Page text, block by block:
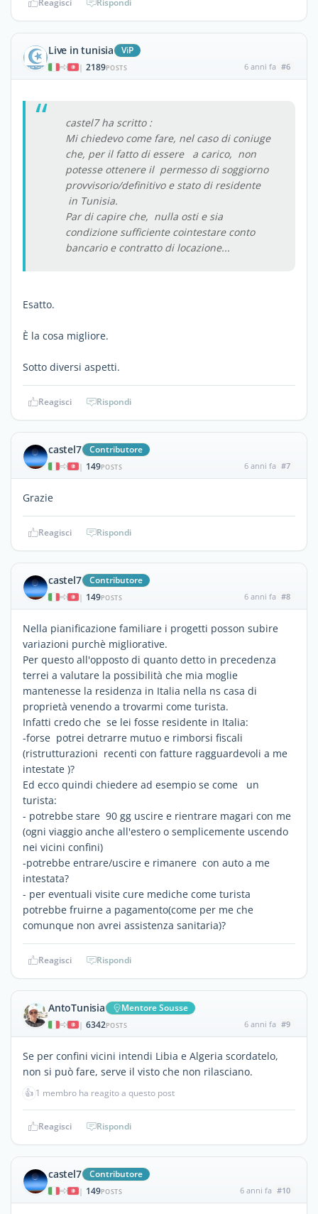
Live in tunisia ViP
| 2189POSTS 6 anni fa #6
castel7 ha scritto :
Mi chiedevo come fare, nel caso di coniuge
che, per il fatto di essere a carico, non
potesse ottenere il permesso di soggiorno
provvisorio/definitivo e stato di residente
in Tunisia.
Par di capire che, nulla osti e sia
condizione sufficiente cointestare conto
bancario e contratto di locazione...
Esatto.
È la cosa migliore.
Sotto diversi aspetti.
Reagisci Rispondi
castel7 Contributore
| 149POSTS 6 anni fa #7
Grazie
Reagisci Rispondi
castel7 Contributore
| 149POSTS 6 anni fa #8
Nella pianificazione familiare i progetti posson subire
variazioni purchè migliorative.
Per questo all'opposto di quanto detto in precedenza
terrei a valutare la possibilità che mia moglie
mantenesse la residenza in Italia nella ns casa di
proprietà venendo a trovarmi come turista.
Infatti credo che se lei fosse residente in Italia:
-forse potrei detrarre mutuo e rimborsi fiscali
(ristrutturazioni recenti con fatture ragguardevoli a me
intestate )?
Ed ecco quindi chiedere ad esempio se come un
turista:
- potrebbe stare 90 gg uscire e rientrare magari con me
(ogni viaggio anche all'estero o semplicemente uscendo
nei vicini confini)
-potrebbe entrare/uscire e rimanere con auto a me
intestata?
- per eventuali visite cure mediche come turista
potrebbe fruirne a pagamento(come per me che
comunque non avrei assistenza sanitaria)?
Reagisci Rispondi
AntoTunisia Mentore Sousse
| 6342POSTS 6 anni fa #9
Se per confini vicini intendi Libia e Algeria scordatelo,
non si può fare, serve il visto che non rilasciano.
👍 1 membro ha reagito a questo post
Reagisci Rispondi
castel7 Contributore
| 149POSTS 6 anni fa #10